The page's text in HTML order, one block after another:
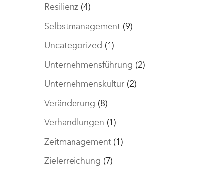
Resilienz(4)
Selbstmanagement(9)
Uncategorized (1)
Unternehmensführung (2)
Unternehmenskultur(2)
Veränderung (8)
Verhandlungen (1)
Zeitmanagement(1)
Zielerreichung (7)